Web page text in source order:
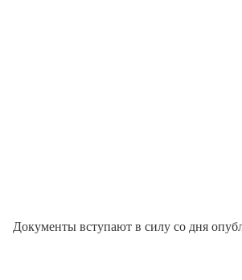
Документы вступают в силу со дня